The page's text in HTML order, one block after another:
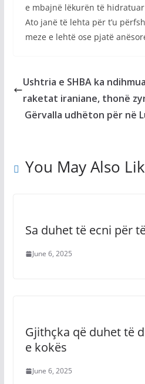
e mbajnë lëkurën të
Ato janë të lehta për t’u
meze e lehtë ose pjatë
Ushtria e SHBA ka
raketat iraniane, thonë
Gërvalla udhëton për në
You May Also
Sa duhet të ecni për
June 6, 2025
Gjithçka që duhet të
e kokës
June 6, 2025